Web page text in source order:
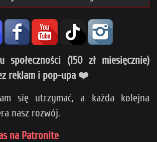
społeczności (150 zł miesięcznie)
reklam i pop-upa ❤️
się utrzymać, a każda kolejna
nasz rozwój.
na Patronite